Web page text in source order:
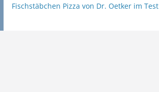
Fischstäbchen Pizza von Dr. Oetker im Test